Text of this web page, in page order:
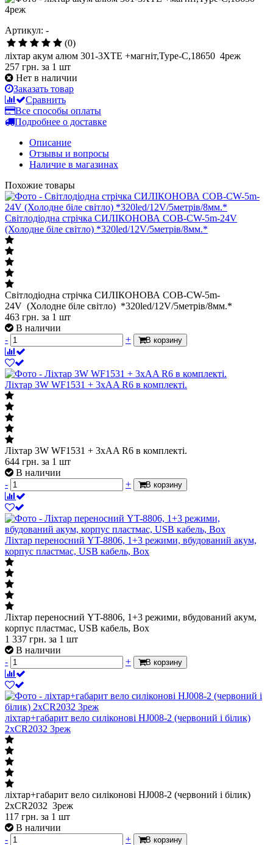
Артикул: -
(0)
ліхтар акум алюм 301-3XTE +магніт,Type-C,18650 4реж
257 грн. за 1 шт
Нет в наличии
Заказать товар
Сравнить
Все способы оплаты
Подробнее о доставке
Описание
Отзывы и вопросы
Наличие в магазинах
Похожие товары
Світлодіодна стрічка СИЛІКОНОВА COB-CW-5m-24V
(Холодне біле світло) *320led/12V/5метрів/8мм.*
Світлодіодна стрічка СИЛІКОНОВА COB-CW-5m-
24V (Холодне біле світло) *320led/12V/5метрів/8мм.*
463 грн. за 1 шт
В наличии
-
+ В корзину
Ліхтар 3W WF1531 + 3xAA R6 в комплекті.
Ліхтар 3W WF1531 + 3xAA R6 в комплекті.
644 грн. за 1 шт
В наличии
-
+ В корзину
Ліхтар переносний YT-8806, 1+3 режими, вбудований акум,
корпус пластмас, USB кабель, Box
Ліхтар переносний YT-8806, 1+3 режими, вбудований акум,
корпус пластмас, USB кабель, Box
1 337 грн. за 1 шт
В наличии
-
+ В корзину
ліхтар+габарит вело силіконові HJ008-2 (червоний і білик)
2хCR2032 3реж
ліхтар+габарит вело силіконові HJ008-2 (червоний і білик)
2хCR2032 3реж
117 грн. за 1 шт
В наличии
-
+ В корзину